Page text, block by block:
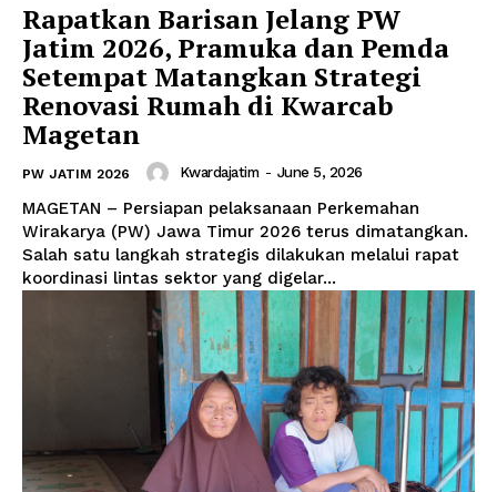
Rapatkan Barisan Jelang PW
Jatim 2026, Pramuka dan Pemda
Setempat Matangkan Strategi
Renovasi Rumah di Kwarcab
Magetan
PW JATIM 2026 Kwardajatim - June 5, 2026
MAGETAN – Persiapan pelaksanaan Perkemahan
Wirakarya (PW) Jawa Timur 2026 terus dimatangkan.
Salah satu langkah strategis dilakukan melalui rapat
koordinasi lintas sektor yang digelar...